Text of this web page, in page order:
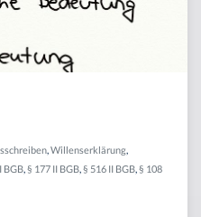
Willenserklärung
BGB § 177 II BGB § 516 II BGB § 108